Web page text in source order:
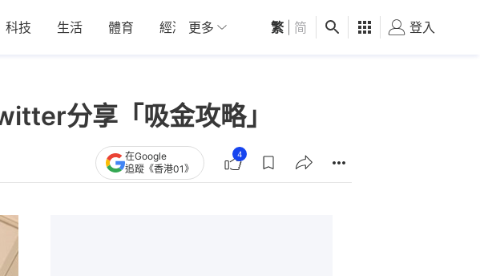
科技 生活 體育 經濟 01深圳 觀點 健康 好食玩飛
更多 繁 简 登入
分享「吸金攻略」
在Google
追蹤《香港01》
4